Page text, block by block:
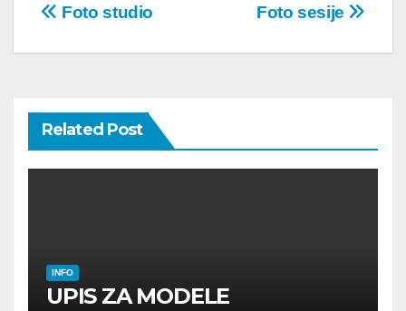
Post
navigation
Foto sesije
Foto studio
Related Post
INFO
UPIS ZA MODELE